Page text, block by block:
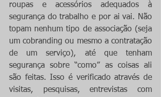
roupas e acessórios adequados à
segurança do trabalho e por ai vai. Não
topam nenhum tipo de associação (seja
um cobranding ou mesmo a contratação
de um serviço), até que tenham
segurança sobre “como” as coisas ali
são feitas. Isso é verificado através de
visitas, pesquisas, entrevistas com